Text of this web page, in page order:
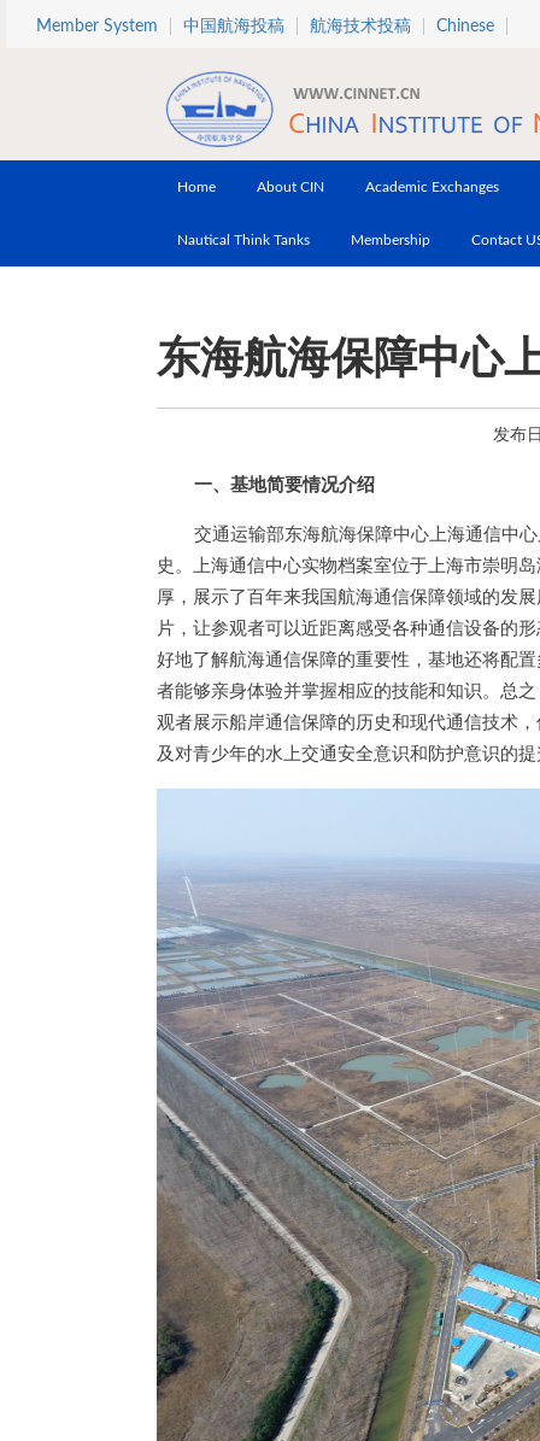
Skip to main content
Member System 中国航海投稿 航海技术投稿 Chinese
Home About CIN Academic Exchanges
Nautical Think Tanks Membership Contact
东海航海保障中心
发布
一、基地简要情况介绍
交通运输部东海航海保障中心上海通信中
史。上海通信中心实物档案室位于上海市崇明
厚，展示了百年来我国航海通信保障领域的发
片，让参观者可以近距离感受各种通信设备的
好地了解航海通信保障的重要性，基地还将配
者能够亲身体验并掌握相应的技能和知识。总
观者展示船岸通信保障的历史和现代通信技术
及对青少年的水上交通安全意识和防护意识的